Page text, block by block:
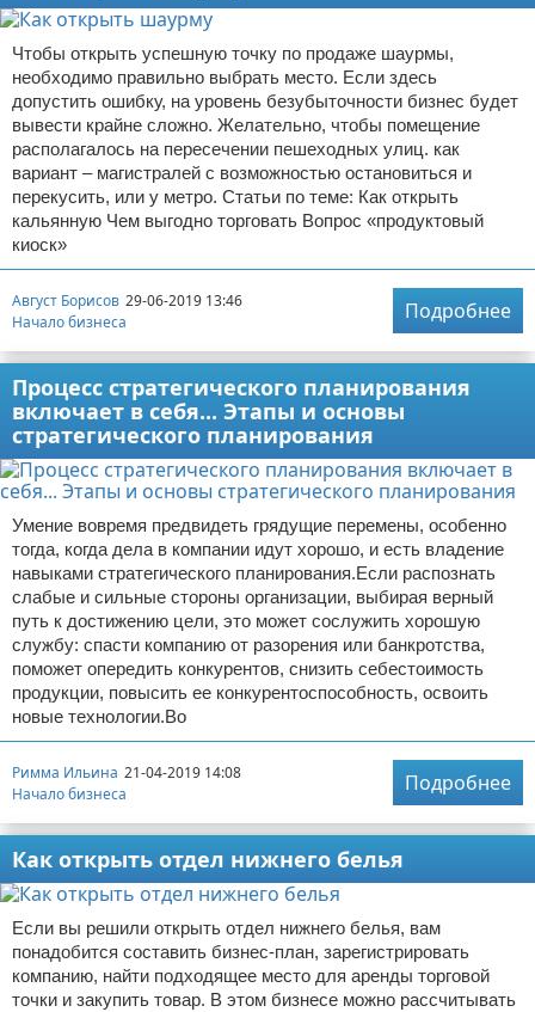
Чтобы открыть успешную точку по продаже шаурмы,
необходимо правильно выбрать место. Если здесь
допустить ошибку, на уровень безубыточности бизнес будет
вывести крайне сложно. Желательно, чтобы помещение
располагалось на пересечении пешеходных улиц. как
вариант – магистралей с возможностью остановиться и
перекусить, или у метро. Статьи по теме: Как открыть
кальянную Чем выгодно торговать Вопрос «продуктовый
киоск»
Август Борисов 29-06-2019 13:46
Начало бизнеса
Подробнее
Процесс стратегического планирования
включает в себя... Этапы и основы
стратегического планирования
Умение вовремя предвидеть грядущие перемены, особенно
тогда, когда дела в компании идут хорошо, и есть владение
навыками стратегического планирования.Если распознать
слабые и сильные стороны организации, выбирая верный
путь к достижению цели, это может сослужить хорошую
службу: спасти компанию от разорения или банкротства,
поможет опередить конкурентов, снизить себестоимость
продукции, повысить ее конкурентоспособность, освоить
новые технологии.Во
Римма Ильина 21-04-2019 14:08
Начало бизнеса
Подробнее
Как открыть отдел нижнего белья
Если вы решили открыть отдел нижнего белья, вам
понадобится составить бизнес-план, зарегистрировать
компанию, найти подходящее место для аренды торговой
точки и закупить товар. В этом бизнесе можно рассчитывать